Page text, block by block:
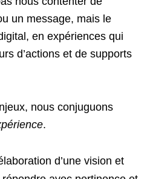
un message, mais le
en expériences qui
d’actions et de supports
nous conjuguons
.
d’une vision et